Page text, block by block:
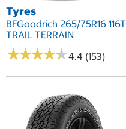
Tyres
BFGoodrich 265/75R16 116T
TRAIL TERRAIN
★★★★★
★★★★★4.4 (153)